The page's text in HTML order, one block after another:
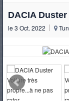
DACIA
le 3 Oct. 2022
D'OCCASION
CAMIONS
PNEUS